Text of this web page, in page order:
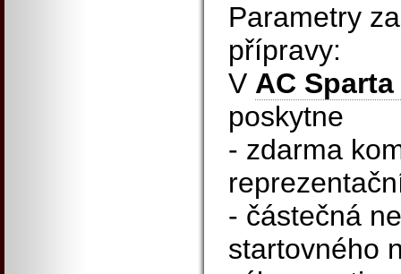
Parametry
přípravy:
V AC
poskytne
- zdarma
- částečná
startovného